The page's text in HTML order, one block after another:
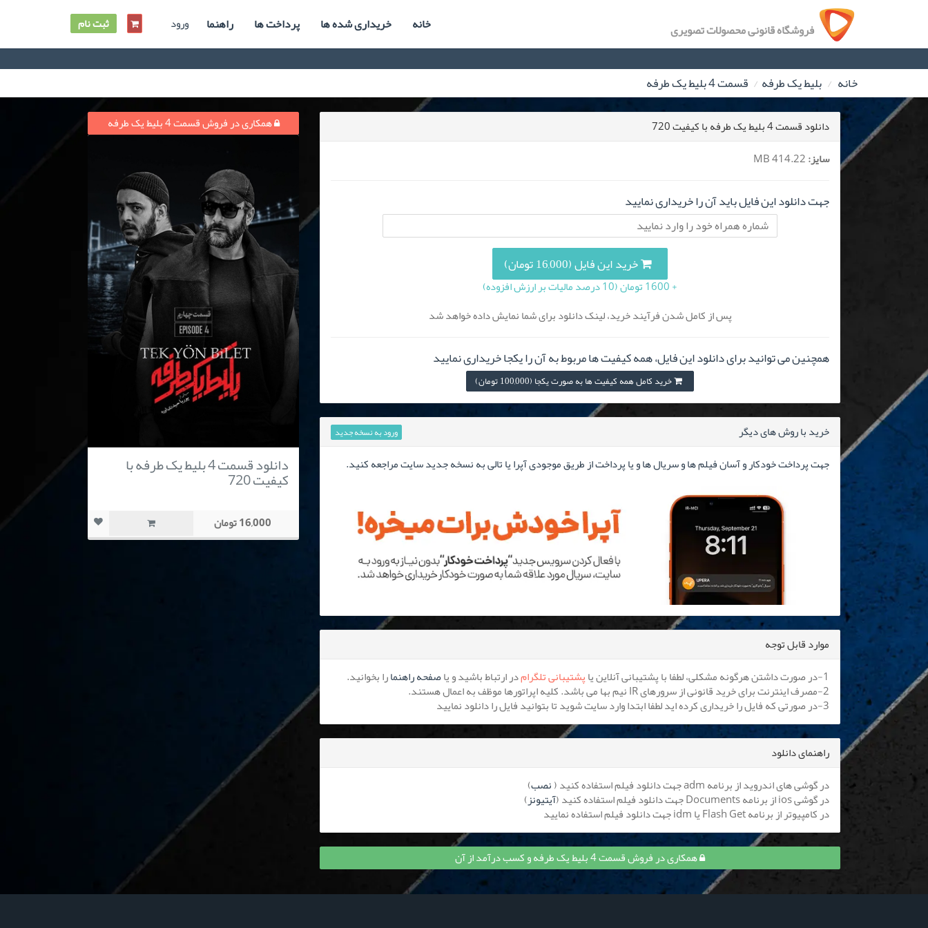
فروشگاه قانونی محصولات تصویری خانه خریداری شده ها پرداخت ها راهنما ورود ثبت نام
خانه بلیط یک‌‌ طرفه قسمت 4 بلیط یک‌‌ طرفه
دانلود قسمت 4 بلیط یک‌‌ طرفه با کیفیت 720
سایز:
جهت دانلود این فایل باید آن را خریداری نمایید
خرید این فایل (16,000 تومان)
+ 1600 تومان (10 درصد مالیات بر ارزش افزوده)
پس از کامل شدن فرآیند خرید، لینک دانلود برای شما نمایش داده خواهد شد
همچنین می توانید برای دانلود این فایل، همه کیفیت ها مربوط به آن را یکجا خریداری نمایید
خرید کامل همه کیفیت ها به صورت یکجا (100,000 تومان)
خرید با روش های دیگر ورود به نسخه جدید
جهت پرداخت خودکار و آسان فیلم ها و سریال ها و یا پرداخت از طریق موجودی آپرا یا تالی به نسخه جدید سایت مراجعه کنید.
موارد قابل توجه
1-در صورت داشتن هرگونه مشکلی، لطفا با پشتیبانی آنلاین یا
پشتیبانی تلگرامدر ارتباط باشید و یاصفحه راهنمارا بخوانید.
2-مصرف اینترنت برای خرید قانونی از سرورهای IR نیم بها می باشد. کلیه اپراتورها موظف به اعمال هستند.
3-در صورتی که فایل را خریداری کرده اید لطفا ابتدا وارد سایت شوید تا بتوانید فایل را دانلود نمایید
راهنمای دانلود
در گوشی های اندروید از برنامه adm جهت دانلود فیلم استفاده کنید (
نصب)
در گوشی ios از برنامه Documents جهت دانلود فیلم استفاده کنید ( آیتیونز)
در کامپیوتر از برنامه Flash Get یا idm جهت دانلود فیلم استفاده نمایید
همکاری در فروش قسمت 4 بلیط یک‌‌ طرفه و کسب درآمد از آن
همکاری در فروش قسمت 4 بلیط یک‌‌ طرفه
دانلود قسمت 4 بلیط یک‌‌ طرفه با
کیفیت 720
16,000 تومان